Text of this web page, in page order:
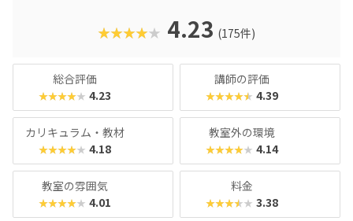
おきたい」方におすすめのスクールといえます。また、いず
れもヒューマンオリジナルの教材で学べるので、高クオリテ
★★★★★ 4.23 (175件)
総合評価
★★★★★ 4.23
講師の評価
★★★★★ 4.39
カリキュラム・教材
★★★★★ 4.18
教室外の環境
★★★★★ 4.14
教室の雰囲気
★★★★★ 4.01
料金
★★★★★ 3.38